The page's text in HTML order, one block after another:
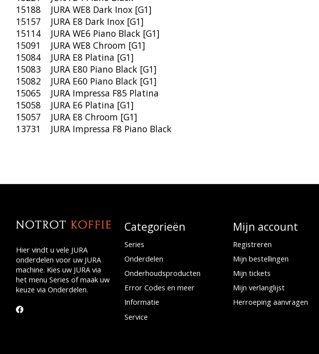
15188 JURA WE8 Dark Inox [G1]
15157 JURA E8 Dark Inox [G1]
15114 JURA WE6 Piano Black [G1]
15091 JURA WE8 Chroom [G1]
15084 JURA E8 Platina [G1]
15083 JURA E80 Piano Black [G1]
15082 JURA E60 Piano Black [G1]
15065 JURA Impressa F85 Platina
15058 JURA E6 Platina [G1]
15057 JURA E8 Chroom [G1]
13731 JURA Impressa F8 Piano Black
Hier vindt u vele JURA
onderdelen voor uw JURA
machine. Kies uw JURA via
het menu Series of maak uw
keuze via Onderdelen.
Categorieën
Series
Onderdelen
Onderhoudsproducten
Error Codes en meer
Informatie
Service
Mijn account
Registreren
Mijn bestellingen
Mijn tickets
Mijn verlanglijst
Herroeping aanvragen